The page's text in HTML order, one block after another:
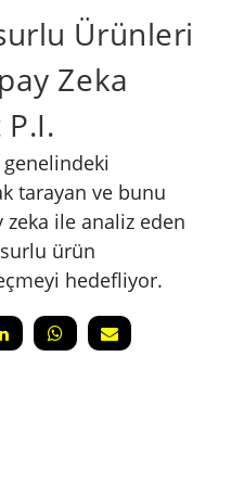
Ürünleri
Zeka
tarayan ve bunu
ile analiz eden
ürün
hedefliyor.